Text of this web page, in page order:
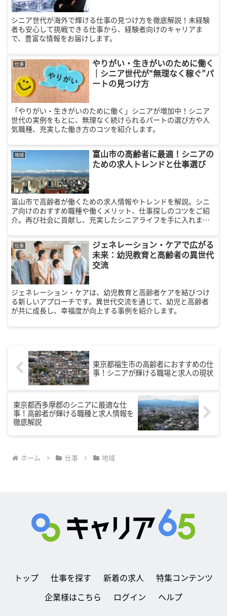
シニア世代が海外で輝ける仕事の見つけ方を徹底解説！未経験
者も安心して挑戦できる仕事から、経験者向けのキャリアま
で、豊富な情報をお届けします。
仕事
やりがい・生きがいのために働く
｜シニア世代が“無理なく稼ぐ”パ
ートの見つけ方
「やりがい・生きがいのために働く」シニアが増加中！シニア
世代の実例をもとに、無理なく続けられるパートの選び方や人
気職種、充実した働き方のコツを紹介します。
地域
富山市の高齢者に最適！シニアの
ための求人トレンドと仕事選び
富山市で高齢者が働くための求人情報やトレンドを解説。シニ
ア向けのおすすめ職種や働くメリット、仕事探しのコツをご紹
介。再び社会に貢献し、充実したシニアライフを手に入れまし
仕事
ジェネレーション・ケアで広がる
未来：幼児教育と高齢者の異世代
交流
ジェネレーション・ケアは、幼児教育と高齢者ケアを結びつけ
る新しいアプローチです。異世代交流を通じて、幼児と高齢者
が共に成長し、幸福度が向上する事例を紹介します。
東京都福生市の高齢者におすすめの仕
事！シニアが輝ける職場と求人の現状
東京都西多摩郡のシニアに最適な仕
事！高齢者が輝ける職種と求人情報を
徹底解説
ホーム 仕事 地域
トップ 仕事を探す 新着の求人
特集コンテンツ
企業様はこちら
ログイン ヘルプ